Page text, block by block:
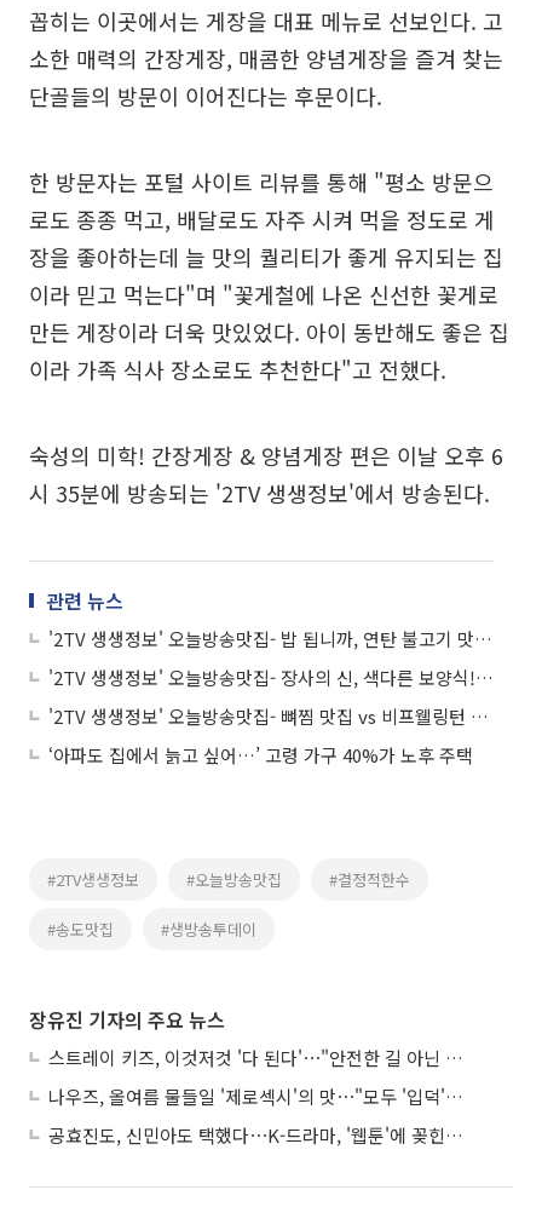
꼽히는 이곳에서는 게장을 대표 메뉴로 선보인다. 고
소한 매력의 간장게장, 매콤한 양념게장을 즐겨 찾는
단골들의 방문이 이어진다는 후문이다.
한 방문자는 포털 사이트 리뷰를 통해 "평소 방문으
로도 종종 먹고, 배달로도 자주 시켜 먹을 정도로 게
장을 좋아하는데 늘 맛의 퀄리티가 좋게 유지되는 집
이라 믿고 먹는다"며 "꽃게철에 나온 신선한 꽃게로
만든 게장이라 더욱 맛있었다. 아이 동반해도 좋은 집
이라 가족 식사 장소로도 추천한다"고 전했다.
숙성의 미학! 간장게장 & 양념게장 편은 이날 오후 6
시 35분에 방송되는 '2TV 생생정보'에서 방송된다.
관련 뉴스
'2TV 생생정보' 오늘방송맛집- 밥 됩니까, 연탄 불고기 맛집 '남○○'
'2TV 생생정보' 오늘방송맛집- 장사의 신, 색다른 보양식! 삼계탕 맛집 '황○○'
'2TV 생생정보' 오늘방송맛집- 뼈찜 맛집 vs 비프웰링턴 맛집, 승자는?
‘아파도 집에서 늙고 싶어…’ 고령 가구 40%가 노후 주택
#2TV생생정보 #오늘방송맛집 #결정적한수
#송도맛집 #생방송투데이
장유진 기자의 주요 뉴스
스트레이 키즈, 이것저것 '다 된다'⋯"안전한 길 아닌 도전이 재밌어"
나우즈, 올여름 물들일 '제로섹시'의 맛⋯"모두 '입덕'시킬 것"
공효진도, 신민아도 택했다⋯K-드라마, '웹툰'에 꽂힌 이유